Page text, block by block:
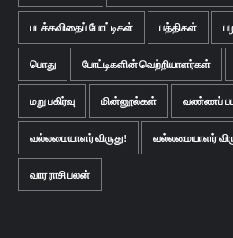
படக்கவிதைப் போட்டிகள் பத்திகள்
பொது போட்டிகளின் வெற்றியாளர்கள்
மறு பகிர்வு மின்னூல்கள் வண்ணப்
வல்லமையாளர் விருது! வல்லமையாளர்
வார ராசி பலன்